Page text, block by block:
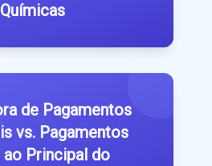
Químicas
de Pagamentos
vs. Pagamentos
ao Principal do